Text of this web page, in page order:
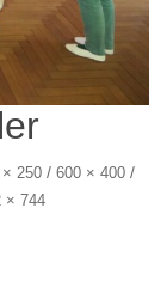
× 250 / 600 × 400 /
× 744